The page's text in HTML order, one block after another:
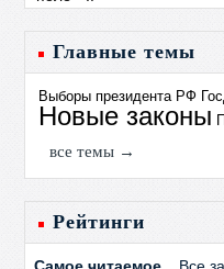
Главные темы
Выборы президента РФ
Новые законы
все темы →
Рейтинги